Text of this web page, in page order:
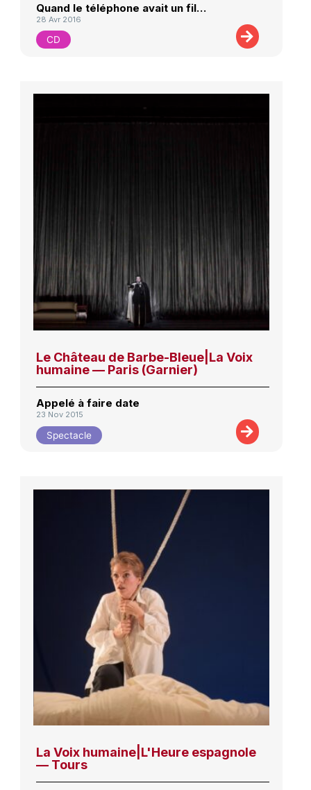
Quand le téléphone avait un fil…
28 Avr 2016
CD
Le Château de Barbe-Bleue|La Voix
humaine — Paris (Garnier)
Appelé à faire date
23 Nov 2015
Spectacle
La Voix humaine|L'Heure espagnole
— Tours